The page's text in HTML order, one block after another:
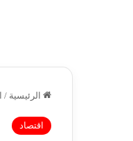
الرئيسية /
اقتصاد